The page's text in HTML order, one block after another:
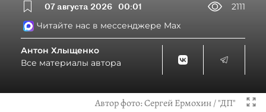
07 августа 2026 00:01
2111
Читайте нас в мессенджере Max
Антон Хлыщенко
Все материалы автора
Автор фото:Сергей Ермохин / "ДП"